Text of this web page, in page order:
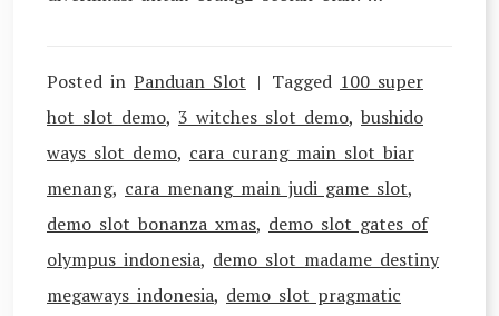
Posted in Panduan Slot Tagged 100 super
hot slot demo, 3 witches slot demo, bushido
ways slot demo, cara curang main slot biar
menang, cara menang main judi game slot,
demo slot bonanza xmas, demo slot gates of
olympus indonesia, demo slot madame destiny
megaways indonesia, demo slot pragmatic